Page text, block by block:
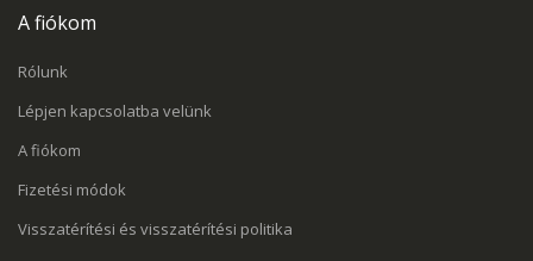
A fiókom
Rólunk
Lépjen kapcsolatba velünk
A fiókom
Fizetési módok
Visszatérítési és visszatérítési politika